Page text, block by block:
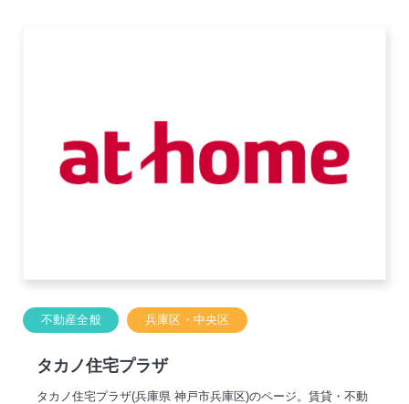
不動産全般 兵庫区・中央区
タカノ住宅プラザ
タカノ住宅プラザ(兵庫県 神戸市兵庫区)のページ。賃貸・不動